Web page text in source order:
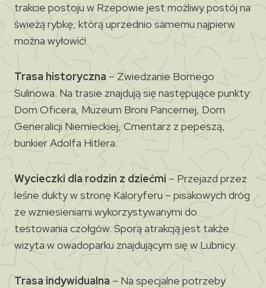
trakcie postoju w Rzepowie jest możliwy postój na
świeżą rybkę, którą uprzednio samemu najpierw
można wyłowić!
Trasa historyczna – Zwiedzanie Bornego
Sulinowa. Na trasie znajdują się następujące punkty:
Dom Oficera, Muzeum Broni Pancernej, Dom
Generalicji Niemieckiej, Cmentarz z pepeszą,
bunkier Adolfa Hitlera.
Wycieczki dla rodzin z dziećmi – Przejazd przez
leśne dukty w stronę Kaloryferu – pisakowych dróg
ze wzniesieniami wykorzystywanymi do
testowania czołgów. Sporą atrakcją jest także
wizyta w owadoparku znajdującym się w Lubnicy.
Trasa indywidualna – Na specjalne potrzeby